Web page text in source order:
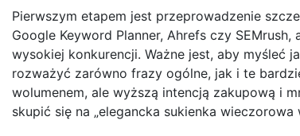
Pierwszym etapem jest przeprowadzenie
Google Keyword Planner, Ahrefs czy
wysokiej konkurencji. Ważne jest, aby myśleć
rozważyć zarówno frazy ogólne, jak i te
wolumenem, ale wyższą intencją zakupową i
skupić się na „elegancka sukienka wieczorowa